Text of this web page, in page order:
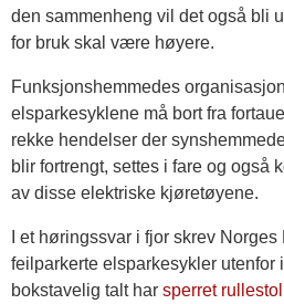
den sammenheng vil det også bli
for bruk skal være høyere.
Funksjonshemmedes
elsparkesyklene må bort fra
rekke hendelser der
blir fortrengt, settes i fare og også
av disse elektriske kjøretøyene.
I et høringssvar i fjor skrev
feilparkerte elsparkesykler utenfor
bokstavelig talt har sperret